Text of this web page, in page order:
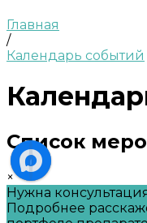
Главная
/
Календарь событий
Список
×
Нужна
Подробнее